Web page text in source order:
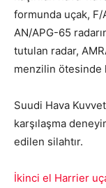
formunda uçak, F/
AN/APG-65
tutulan radar,
menzilin ötesinde
Suudi Hava
karşılaşma
edilen silahtır.
İkinci el Harrier